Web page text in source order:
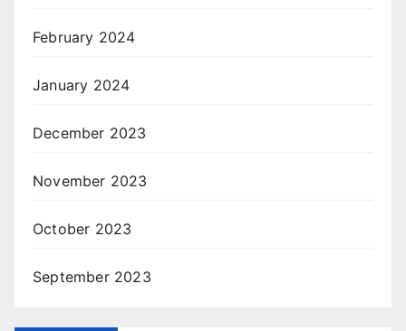
February 2024
January 2024
December 2023
November 2023
October 2023
September 2023